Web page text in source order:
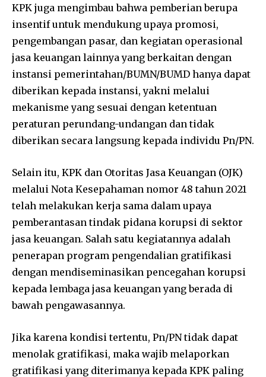
KPK juga mengimbau bahwa pemberian berupa
insentif untuk mendukung upaya promosi,
pengembangan pasar, dan kegiatan operasional
jasa keuangan lainnya yang berkaitan dengan
instansi pemerintahan/BUMN/BUMD hanya dapat
diberikan kepada instansi, yakni melalui
mekanisme yang sesuai dengan ketentuan
peraturan perundang-undangan dan tidak
diberikan secara langsung kepada individu Pn/PN.
Selain itu, KPK dan Otoritas Jasa Keuangan (OJK)
melalui Nota Kesepahaman nomor 48 tahun 2021
telah melakukan kerja sama dalam upaya
pemberantasan tindak pidana korupsi di sektor
jasa keuangan. Salah satu kegiatannya adalah
penerapan program pengendalian gratifikasi
dengan mendiseminasikan pencegahan korupsi
kepada lembaga jasa keuangan yang berada di
bawah pengawasannya.
Jika karena kondisi tertentu, Pn/PN tidak dapat
menolak gratifikasi, maka wajib melaporkan
gratifikasi yang diterimanya kepada KPK paling